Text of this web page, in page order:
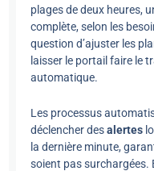
plages de deux heures,
complète, selon les
question d’ajuster les
laisser le portail faire le
automatique.
Les processus
déclencher desalertes
la dernière minute,
soient pas surchargées.